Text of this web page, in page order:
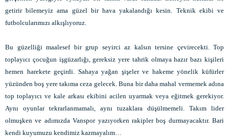
getirir bilemeyiz ama güzel bir hava yakalandığı kesin. Teknik ekibi ve
futbolcularımızı alkışlıyoruz.
Bu güzelliği maalesef bir grup seyirci az kalsın tersine çevirecekti. Top
toplayıcı çocuğun işgüzarlığı, gereksiz yere tahrik olmaya hazır bazı kişileri
hemen harekete geçirdi. Sahaya yağan şişeler ve hakeme yönelik küfürler
yüzünden boş yere takıma ceza gelecek. Buna bir daha mahal vermemek adına
top toplayıcı ve kale arkası ekibini acilen uyarmak veya eğitmek gerekiyor.
Aynı oyunlar tekrarlanmamalı, aynı tuzaklara düşülmemeli. Takım lider
olmuşken ve adımızda Vanspor yazıyorken rakipler boş durmayacaktır. Bari
kendi kuyumuzu kendimiz kazmayalım…